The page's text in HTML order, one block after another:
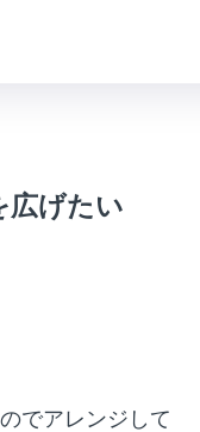
広げたい
でアレンジして